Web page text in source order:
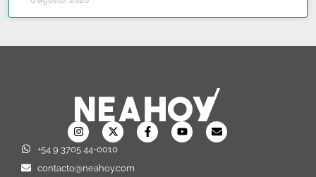
+54 9 3705 44-0010
contacto@neahoy.com